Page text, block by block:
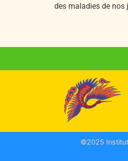
des maladies de nos
©2025 Institut